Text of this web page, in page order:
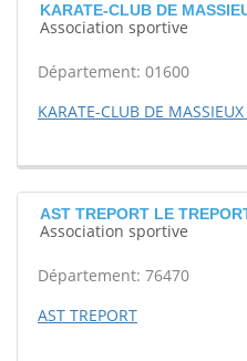
KARATE-CLUB DE
Association sportive
Département: 01600
KARATE-CLUB DE
AST TREPORT LE
Association sportive
Département: 76470
AST TREPORT